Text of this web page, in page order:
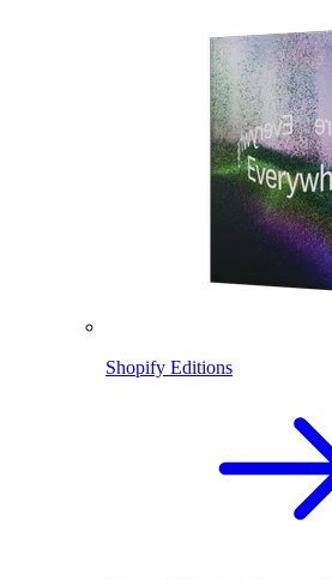
Shopify Editions